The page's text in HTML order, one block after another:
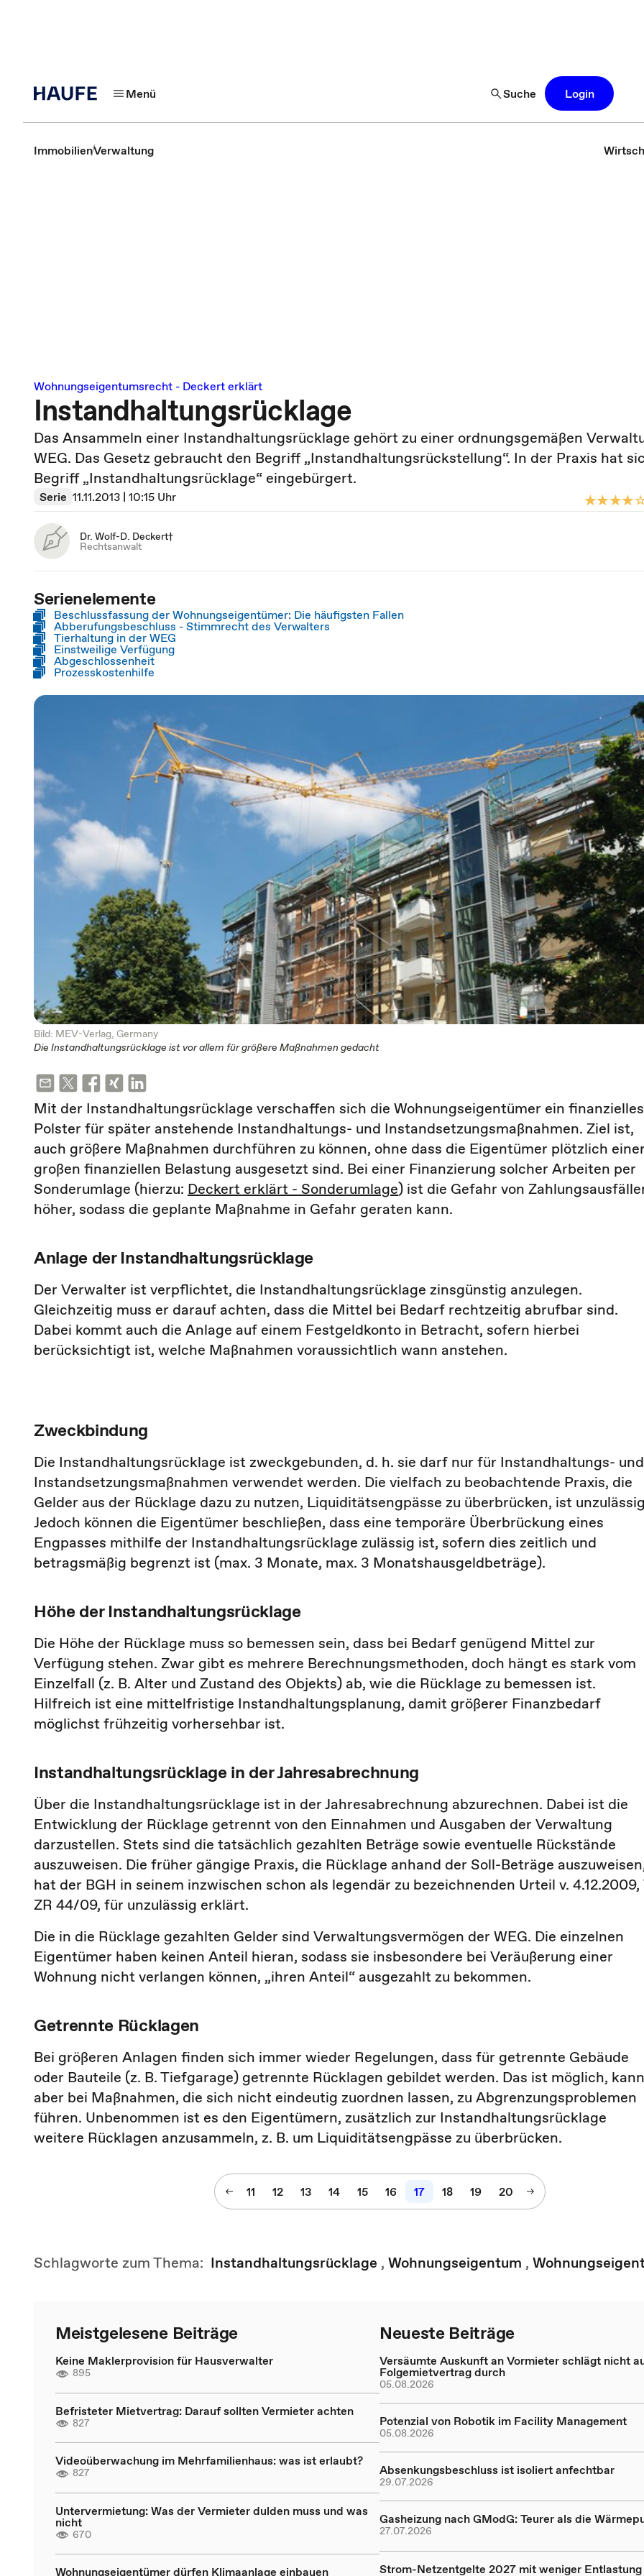
Menü Suche Login
ImmobilienVerwaltung
Wohnungseigentumsrecht - Deckert erklärt
Instandhaltungsrücklage
Das Ansammeln einer Instandhaltungsrücklage gehört zu einer ordnungsgemäßen
WEG. Das Gesetz gebraucht den Begriff „Instandhaltungsrückstellung“. In der Praxis hat
Begriff „Instandhaltungsrücklage“ eingebürgert.
Serie 11.11.2013 | 10:15 Uhr
Dr. Wolf-D. Deckert†
Rechtsanwalt
Serienelemente
Beschlussfassung der Wohnungseigentümer: Die häufigsten Fallen
Abberufungsbeschluss - Stimmrecht des Verwalters
Tierhaltung in der WEG
Einstweilige Verfügung
Abgeschlossenheit
Prozesskostenhilfe
Bild: MEV-Verlag, Germany
Die Instandhaltungsrücklage ist vor allem für größere Maßnahmen gedacht
Mit der Instandhaltungsrücklage verschaffen sich die Wohnungseigentümer ein finanzielles
Polster für später anstehende Instandhaltungs- und Instandsetzungsmaßnahmen. Ziel ist,
auch größere Maßnahmen durchführen zu können, ohne dass die Eigentümer plötzlich
großen finanziellen Belastung ausgesetzt sind. Bei einer Finanzierung solcher Arbeiten per
Sonderumlage (hierzu: Deckert erklärt - Sonderumlage) ist die Gefahr von
höher, sodass die geplante Maßnahme in Gefahr geraten kann.
Anlage der Instandhaltungsrücklage
Der Verwalter ist verpflichtet, die Instandhaltungsrücklage zinsgünstig anzulegen.
Gleichzeitig muss er darauf achten, dass die Mittel bei Bedarf rechtzeitig abrufbar sind.
Dabei kommt auch die Anlage auf einem Festgeldkonto in Betracht, sofern hierbei
berücksichtigt ist, welche Maßnahmen voraussichtlich wann anstehen.
Zweckbindung
Die Instandhaltungsrücklage ist zweckgebunden, d. h. sie darf nur für Instandhaltungs- und
Instandsetzungsmaßnahmen verwendet werden. Die vielfach zu beobachtende Praxis, die
Gelder aus der Rücklage dazu zu nutzen, Liquiditätsengpässe zu überbrücken, ist
Jedoch können die Eigentümer beschließen, dass eine temporäre Überbrückung eines
Engpasses mithilfe der Instandhaltungsrücklage zulässig ist, sofern dies zeitlich und
betragsmäßig begrenzt ist (max. 3 Monate, max. 3 Monatshausgeldbeträge).
Höhe der Instandhaltungsrücklage
Die Höhe der Rücklage muss so bemessen sein, dass bei Bedarf genügend Mittel zur
Verfügung stehen. Zwar gibt es mehrere Berechnungsmethoden, doch hängt es stark vom
Einzelfall (z. B. Alter und Zustand des Objekts) ab, wie die Rücklage zu bemessen ist.
Hilfreich ist eine mittelfristige Instandhaltungsplanung, damit größerer Finanzbedarf
möglichst frühzeitig vorhersehbar ist.
Instandhaltungsrücklage in der Jahresabrechnung
Über die Instandhaltungsrücklage ist in der Jahresabrechnung abzurechnen. Dabei ist die
Entwicklung der Rücklage getrennt von den Einnahmen und Ausgaben der Verwaltung
darzustellen. Stets sind die tatsächlich gezahlten Beträge sowie eventuelle Rückstände
auszuweisen. Die früher gängige Praxis, die Rücklage anhand der Soll-Beträge
hat der BGH in seinem inzwischen schon als legendär zu bezeichnenden Urteil v. 4.12.2009,
ZR 44/09, für unzulässig erklärt.
Die in die Rücklage gezahlten Gelder sind Verwaltungsvermögen der WEG. Die einzelnen
Eigentümer haben keinen Anteil hieran, sodass sie insbesondere bei Veräußerung einer
Wohnung nicht verlangen können, „ihren Anteil“ ausgezahlt zu bekommen.
Getrennte Rücklagen
Bei größeren Anlagen finden sich immer wieder Regelungen, dass für getrennte Gebäude
oder Bauteile (z. B. Tiefgarage) getrennte Rücklagen gebildet werden. Das ist möglich, kann
aber bei Maßnahmen, die sich nicht eindeutig zuordnen lassen, zu Abgrenzungsproblemen
führen. Unbenommen ist es den Eigentümern, zusätzlich zur Instandhaltungsrücklage
weitere Rücklagen anzusammeln, z. B. um Liquiditätsengpässe zu überbrücken.
11 12 13 14 15 16 17 18 19 20
Schlagworte zum Thema: Instandhaltungsrücklage , Wohnungseigentum ,
Meistgelesene Beiträge
Keine Maklerprovision für Hausverwalter
895
Befristeter Mietvertrag: Darauf sollten Vermieter achten
827
Videoüberwachung im Mehrfamilienhaus: was ist erlaubt?
827
Untervermietung: Was der Vermieter dulden muss und was
nicht
670
Wohnungseigentümer dürfen Klimaanlage einbauen
Neueste Beiträge
Versäumte Auskunft an Vormieter schlägt nicht
Folgemietvertrag durch
05.08.2026
Potenzial von Robotik im Facility Management
05.08.2026
Absenkungsbeschluss ist isoliert anfechtbar
29.07.2026
Gasheizung nach GModG: Teurer als die
27.07.2026
Strom-Netzentgelte 2027 mit weniger Entlastung